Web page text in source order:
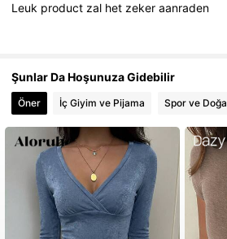
Leuk productzal hetzekeraanraden
Şunlar Da Hoşunuza Gidebilir
Öner İç Giyim ve Pijama Spor ve Doğa